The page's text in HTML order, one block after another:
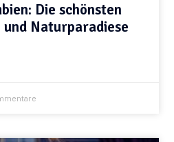
Die schönsten
Naturparadiese